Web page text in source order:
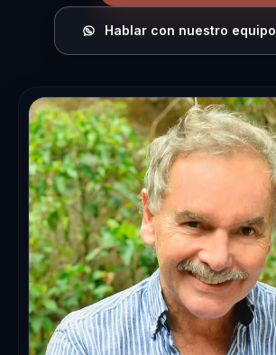
Hablar con nuestro equipo